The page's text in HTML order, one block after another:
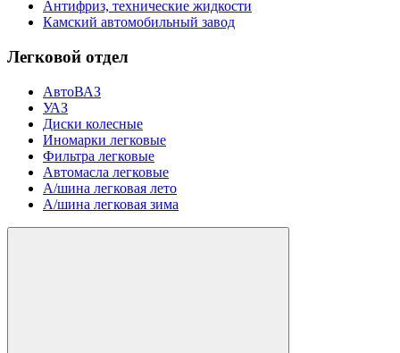
Антифриз, технические жидкости
Камский автомобильный завод
Легковой отдел
АвтоВАЗ
УАЗ
Диски колесные
Иномарки легковые
Фильтра легковые
Автомасла легковые
А/шина легковая лето
А/шина легковая зима